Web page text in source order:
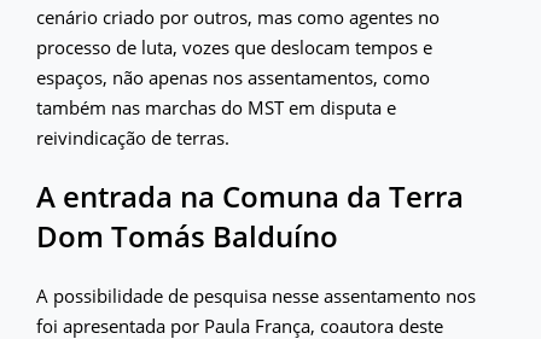
cenário criado por outros, mas como agentes no
processo de luta, vozes que deslocam tempos e
espaços, não apenas nos assentamentos, como
também nas marchas do MST em disputa e
reivindicação de terras.
A entrada na Comuna da Terra
Dom Tomás Balduíno
A possibilidade de pesquisa nesse assentamento nos
foi apresentada por Paula França, coautora deste